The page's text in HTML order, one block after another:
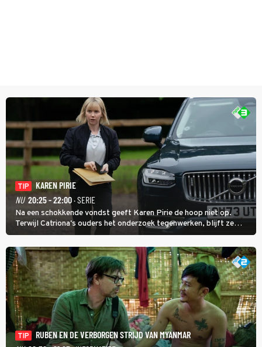
TIP
KAREN PIRIE
NU 20:25 - 22:00· SERIE
Na een schokkende vondst geeft Karen Pirie de hoop niet op.
Terwijl Catriona's ouders het onderzoek tegenwerken, blijft ze
speuren naar Adam. In deze slotaflevering van Karen Pirie leidt het
spoor via Frankrijk en Italië naar Malta.
TIP
RUBEN EN DE VERBORGEN STRIJD VAN MYANMAR